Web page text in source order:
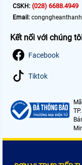
CSKH: (028) 6688.4949
Email:
Kết nối với chúng
Facebook
Tiktok